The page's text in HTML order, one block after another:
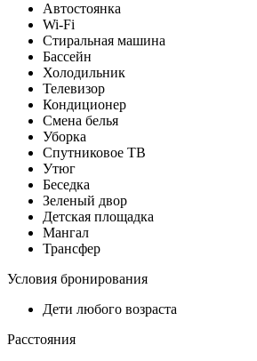
Автостоянка
Wi-Fi
Стиральная машина
Бассейн
Холодильник
Телевизор
Кондиционер
Смена белья
Уборка
Спутниковое ТВ
Утюг
Беседка
Зеленый двор
Детская площадка
Мангал
Трансфер
Условия бронирования
Дети любого возраста
Расстояния